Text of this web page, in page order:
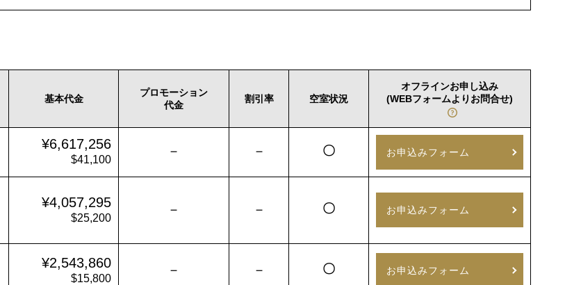
基本代金
プロモーション
代金
割引率 空室状況
オフラインお申し込み
(WEBフォームよりお問合せ)
¥6,617,256
$41,100
－ － 〇 お申込みフォーム
¥4,057,295
$25,200
－ － 〇 お申込みフォーム
¥2,543,860
$15,800
－ － 〇 お申込みフォーム